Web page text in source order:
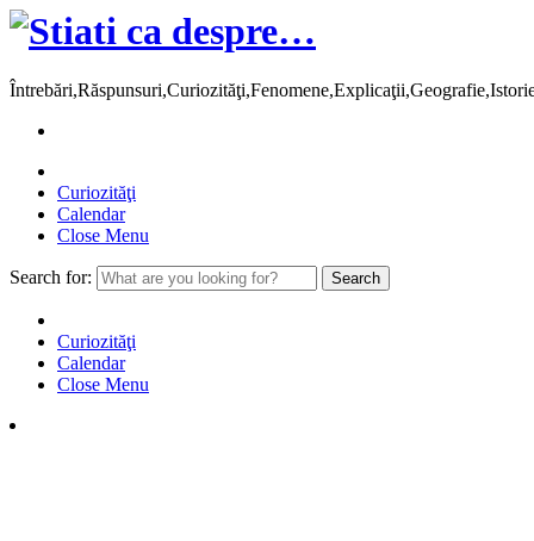
Curiozităţi
Calendar
Close Menu
Search for:
Curiozităţi
Calendar
Close Menu